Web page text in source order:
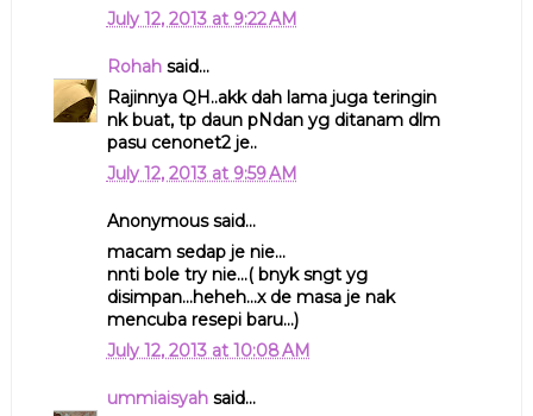
July 12, 2013 at 9:22 AM
Rohahsaid...
Rajinnya QH..akk dah lama juga teringin
nk buat, tp daun pNdan yg ditanam dlm
pasu cenonet2 je..
July 12, 2013 at 9:59 AM
Anonymous said...
macam sedap je nie...
nnti bole try nie...( bnyk sngt yg
disimpan...heheh...x de masa je nak
mencuba resepi baru...)
July 12, 2013 at 10:08 AM
ummiaisyahsaid...